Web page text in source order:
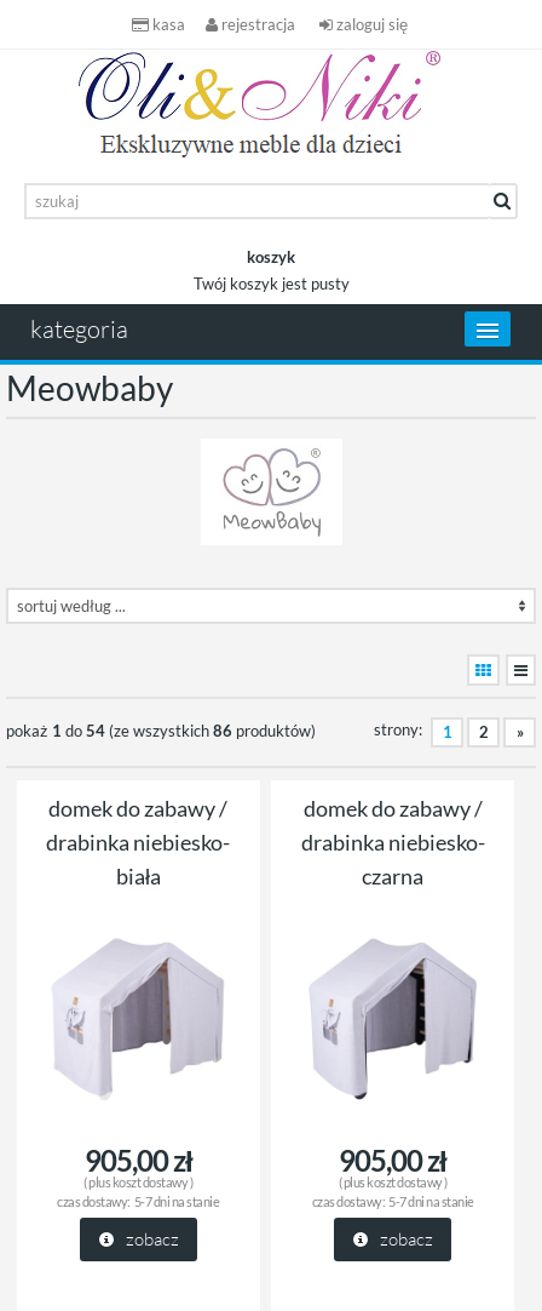
kasa rejestracja zaloguj się
koszyk
Twój koszyk jest pusty
kategoria
Meowbaby
pokaż 1 do54 (ze wszystkich86 produktów) strony: 1 2 »
domek do zabawy /
drabinka niebiesko-
biała
905,00 zł
( plus koszt dostawy)
czas dostawy: 5-7 dni na stanie
zobacz
domek do zabawy /
drabinka niebiesko-
czarna
905,00 zł
( plus koszt dostawy)
czas dostawy: 5-7 dni na stanie
zobacz